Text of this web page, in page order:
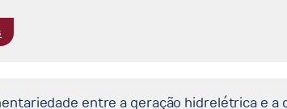
BAÍA
A
entre a geração hidrelétrica e